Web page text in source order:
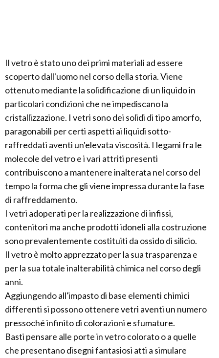
Il vetro è stato uno dei primi materiali ad essere
scoperto dall'uomo nel corso della storia. Viene
ottenuto mediante la solidificazione di un liquido in
particolari condizioni che ne impediscano la
cristallizzazione. I vetri sono dei solidi di tipo amorfo,
paragonabili per certi aspetti ai liquidi sotto-
raffreddati aventi un'elevata viscosità. I legami fra le
molecole del vetro e i vari attriti presenti
contribuiscono a mantenere inalterata nel corso del
tempo la forma che gli viene impressa durante la fase
di raffreddamento.
I vetri adoperati per la realizzazione di infissi,
contenitori ma anche prodotti idoneli alla costruzione
sono prevalentemente costituiti da ossido di silicio.
Il vetro è molto apprezzato per la sua trasparenza e
per la sua totale inalterabilità chimica nel corso degli
anni.
Aggiungendo all'impasto di base elementi chimici
differenti si possono ottenere vetri aventi un numero
pressoché infinito di colorazioni e sfumature.
Basti pensare alle porte in vetro colorato o a quelle
che presentano disegni fantasiosi atti a simulare